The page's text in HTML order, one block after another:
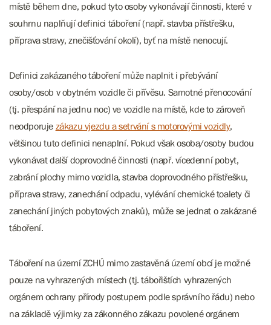
místě během dne, pokud tyto osoby vykonávají činnosti, které v
souhrnu naplňují definici táboření (např. stavba přístřešku,
příprava stravy, znečišťování okolí), byť na místě nenocují.
Definici zakázaného táboření může naplnit i přebývání
osoby/osob v obytném vozidle či přívěsu. Samotné přenocování
(tj. přespání na jednu noc) ve vozidle na místě, kde to zároveň
neodporuje zákazu vjezdu a setrvání s motorovými vozidly,
většinou tuto definici nenaplní. Pokud však osoba/osoby budou
vykonávat další doprovodné činnosti (např. vícedenní pobyt,
zabrání plochy mimo vozidla, stavba doprovodného přístřešku,
příprava stravy, zanechání odpadu, vylévání chemické toalety či
zanechání jiných pobytových znaků), může se jednat o zakázané
táboření.
Táboření na území ZCHÚ mimo zastavěná území obcí je možné
pouze na vyhrazených místech (tj. tábořištích vyhrazených
orgánem ochrany přírody postupem podle správního řádu) nebo
na základě výjimky za zákonného zákazu povolené orgánem